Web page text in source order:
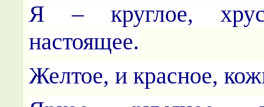
Я – круглое,
настоящее.
Желтое, и красное,